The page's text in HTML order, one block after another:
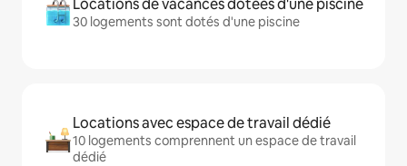
Locations de vacances dotées d'une piscine
30 logements sont dotés d'une piscine
Locations avec espace de travail dédié
10 logements comprennent un espace de travail
dédié